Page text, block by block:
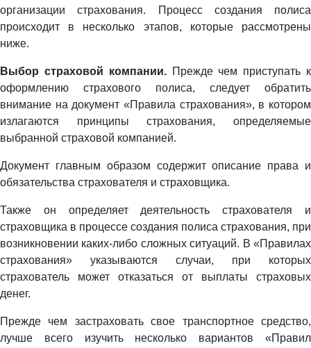
организации страхования. Процесс создания полиса
происходит в несколько этапов, которые рассмотрены
ниже.
Выбор страховой компании.Прежде чем приступать к
оформлению страхового полиса, следует обратить
внимание на документ «Правила страхования», в котором
излагаются принципы страхования, определяемые
выбранной страховой компанией.
Документ главным образом содержит описание права и
обязательства страхователя и страховщика.
Также он определяет деятельность страхователя и
страховщика в процессе создания полиса страхования, при
возникновении каких-либо сложных ситуаций. В «Правилах
страхования» указываются случаи, при которых
страхователь может отказаться от выплаты страховых
денег.
Прежде чем застраховать свое транспортное средство,
лучше всего изучить несколько вариантов «Правил